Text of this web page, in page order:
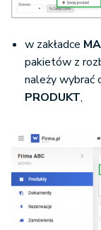
w zakładce
pakietów z
należy wybrać
PRODUKT,